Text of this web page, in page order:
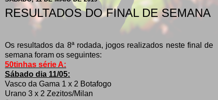
RESULTADOS DO FINAL DE SEMANA
Os resultados da 8ª rodada, jogos realizados neste final de
semana foram os seguintes:
50tinhas série A:
Sábado dia 11/05:
Vasco da Gama 1 x 2 Botafogo
Urano 3 x 2 Zezitos/Milan